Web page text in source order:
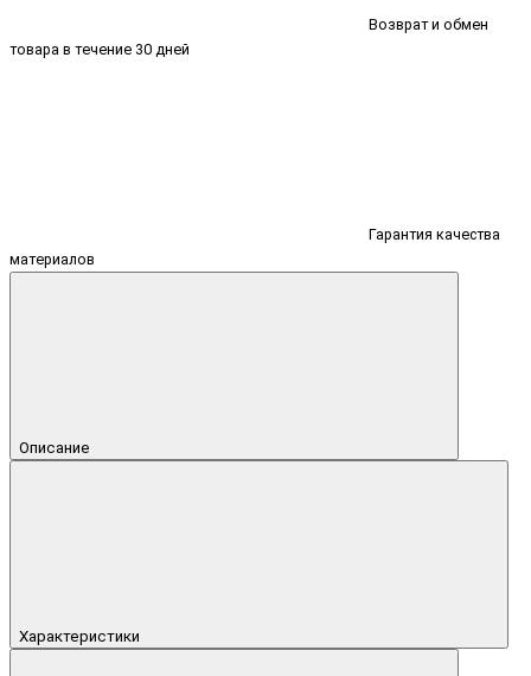
Возврат и обмен
товара в течение 30 дней
Гарантия качества
материалов
Описание
Характеристики